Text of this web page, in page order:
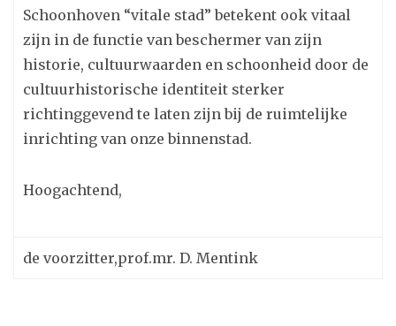
Schoonhoven “vitale stad” betekent ook vitaal
zijn in de functie van beschermer van zijn
historie, cultuurwaarden en schoonheid door de
cultuurhistorische identiteit sterker
richtinggevend te laten zijn bij de ruimtelijke
inrichting van onze binnenstad.
Hoogachtend,
de voorzitter,prof.mr. D. Mentink